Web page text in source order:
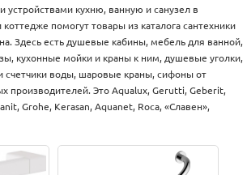
наличия
устройствами кухню, ванную и санузел в
помогут товары из каталога сантехники
Здесь есть душевые кабины, мебель для ванной,
кухонные мойки и краны к ним, душевые уголки,
счетчики воды, шаровые краны, сифоны от
производителей. Это Aqualux, Gerutti, Geberit,
Grohe, Kerasan, Aquanet, Roca, «Славен»,